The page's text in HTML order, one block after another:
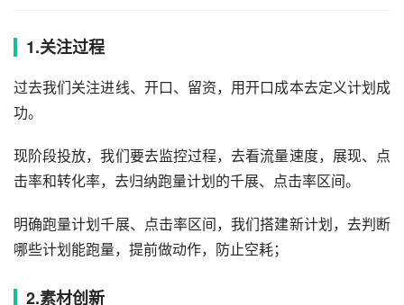
1.关注过程
过去我们关注进线、开口、留资，用开口成本去定义计划成
功。
现阶段投放，我们要去监控过程，去看流量速度，展现、点
击率和转化率，去归纳跑量计划的千展、点击率区间。
明确跑量计划千展、点击率区间，我们搭建新计划，去判断
哪些计划能跑量，提前做动作，防止空耗；
2.素材创新